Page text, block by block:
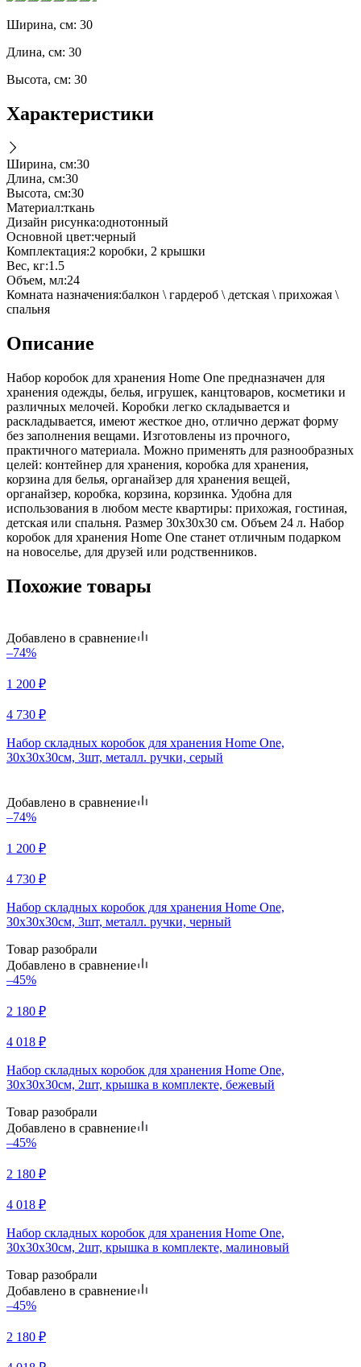
Ширина, см: 30
Длина, см: 30
Высота, см: 30
Характеристики
Ширина, см:30
Длина, см:30
Высота, см:30
Материал:ткань
Дизайн рисунка:однотонный
Основной цвет:черный
Комплектация:2 коробки, 2 крышки
Вес, кг:1.5
Объем, мл:24
Комната назначения:балкон \ гардероб \ детская \ прихожая \
спальня
Описание
Набор коробок для хранения Home One предназначен для
хранения одежды, белья, игрушек, канцтоваров, косметики и
различных мелочей. Коробки легко складывается и
раскладывается, имеют жесткое дно, отлично держат форму
без заполнения вещами. Изготовлены из прочного,
практичного материала. Можно применять для разнообразных
целей: контейнер для хранения, коробка для хранения,
корзина для белья, органайзер для хранения вещей,
органайзер, коробка, корзина, корзинка. Удобна для
использования в любом месте квартиры: прихожая, гостиная,
детская или спальня. Размер 30х30х30 см. Объем 24 л. Набор
коробок для хранения Home One станет отличным подарком
на новоселье, для друзей или родственников.
Похожие товары
Добавлено в сравнение
–74%
1 200 ₽
4 730 ₽
Набор складных коробок для хранения Home One,
30х30х30см, 3шт, металл. ручки, серый
Добавлено в сравнение
–74%
1 200 ₽
4 730 ₽
Набор складных коробок для хранения Home One,
30х30х30см, 3шт, металл. ручки, черный
Товар разобрали
Добавлено в сравнение
–45%
2 180 ₽
4 018 ₽
Набор складных коробок для хранения Home One,
30х30х30см, 2шт, крышка в комплекте, бежевый
Товар разобрали
Добавлено в сравнение
–45%
2 180 ₽
4 018 ₽
Набор складных коробок для хранения Home One,
30х30х30см, 2шт, крышка в комплекте, малиновый
Товар разобрали
Добавлено в сравнение
–45%
2 180 ₽